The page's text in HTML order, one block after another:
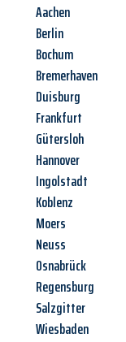
Aachen
Berlin
Bochum
Bremerhaven
Duisburg
Frankfurt
Gütersloh
Hannover
Ingolstadt
Koblenz
Moers
Neuss
Osnabrück
Regensburg
Salzgitter
Wiesbaden